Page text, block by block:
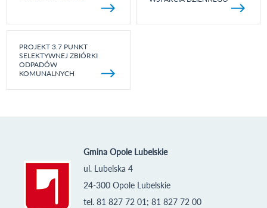
PROJEKT 3.7 PUNKT
SELEKTYWNEJ ZBIÓRKI
ODPADÓW
KOMUNALNYCH
Gmina Opole Lubelskie
ul. Lubelska 4
24-300 Opole Lubelskie
tel. 81 827 72 01; 81 827 72 00